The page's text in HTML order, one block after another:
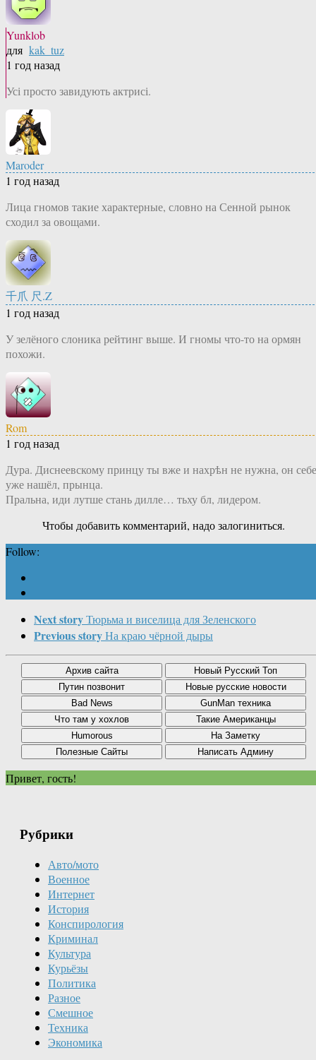
Yunklob
для kak_tuz
1 год назад
Усі просто завидують актрисі.
Maroder
1 год назад
Лица гномов такие характерные, словно на Сенной рынок
сходил за овощами.
千爪 尺.Z
1 год назад
У зелёного слоника рейтинг выше. И гномы что-то на ормян
похожи.
Rom
1 год назад
Дура. Диснеевскому принцу ты вже и нахрѣн не нужна, он себе
уже нашёл, прынца.
Пральна, иди лутше стань дилле… тьху бл, лидером.
Чтобы добавить комментарий, надо залогиниться.
Follow:
Next storyТюрьма и виселица для Зеленского
Previous storyНа краю чёрной дыры
Привет, гость!
Рубрики
Авто/мото
Военное
Интернет
История
Конспирология
Криминал
Культура
Курьёзы
Политика
Разное
Смешное
Техника
Экономика